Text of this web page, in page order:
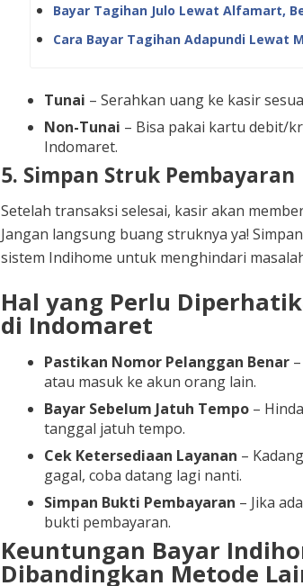
Bayar Tagihan Julo Lewat Alfamart,
Cara Bayar Tagihan Adapundi Lewat
Tunai – Serahkan uang ke kasir
Non-Tunai – Bisa pakai kartu debit/
Indomaret.
5. Simpan Struk Pembayaran
Setelah transaksi selesai, kasir akan
Jangan langsung buang struknya ya!
sistem Indihome untuk menghindari
Hal yang Perlu
di Indomaret
Pastikan Nomor Pelanggan Benar–
atau masuk ke akun orang lain.
Bayar Sebelum Jatuh Tempo–
tanggal jatuh tempo.
Cek Ketersediaan Layanan –
gagal, coba datang lagi nanti.
Simpan Bukti Pembayaran – Jika
bukti pembayaran.
Keuntungan Bayar
Dibandingkan Metode